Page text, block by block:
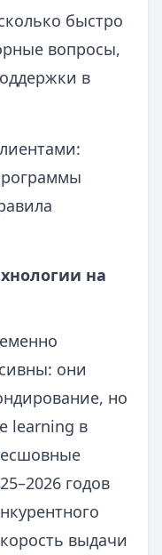
быстро
вопросы,
в
на
они
но
learning в
годов
выдачи